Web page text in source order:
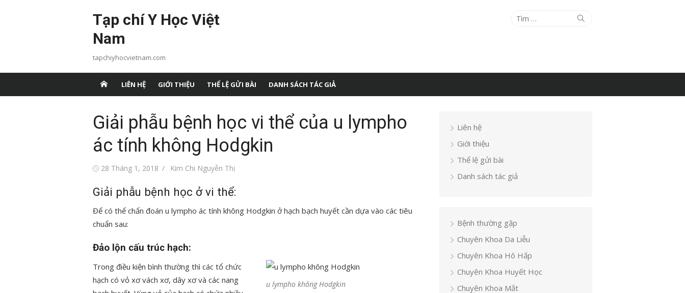
Tạp chí Y Học Việt
Nam
tapchiyhocvietnam.com
Tìm
Tìm
LIÊN HỆ GIỚI THIỆU THỂ LỆ GỬI BÀI DANH SÁCH TÁC GIẢ
Giải phẫu bệnh học vi thể của u lympho
ác tính không Hodgkin
Đăng28 Tháng 1, 2018
Tác
Kim Chi Nguyễn Thị
Giải phẫu bệnh học ở vi thể:
Để có thể chẩn đoán u lympho ác tính không Hodgkin ở hạch bạch huyết cần dựa vào các tiêu
chuẩn sau:
Đảo lộn cấu trúc hạch:
u lympho không Hodgkin
Trong điều kiện bình thường thì các tổ chức
hạch có vỏ xơ vách xơ, dây xơ và các nang
Liên hệ
Giới thiệu
Thể lệ gửi bài
Danh sách tác giả
Bệnh thường gặp
Chuyên Khoa Da Liễu
Chuyên Khoa Hô Hấp
Chuyên Khoa Huyết Học
Chuyên Khoa Mắt